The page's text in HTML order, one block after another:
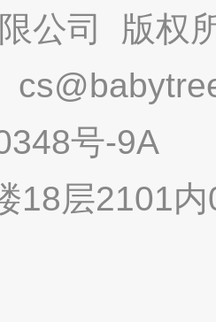
公司 版权
号-9A
18层2101